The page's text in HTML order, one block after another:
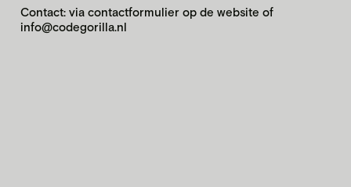
Contact: via contactformulier op de website of
info@codegorilla.nl